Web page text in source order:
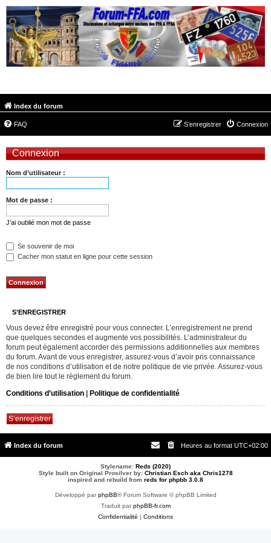
Index du forum
FAQ Connexion
S’enregistrer
Connexion
Nom d’utilisateur :
Mot de passe :
J’ai oublié mon mot de passe
Se souvenir de moi
Cacher mon statut en ligne pour cette session
S’ENREGISTRER
Vous devez être enregistré pour vous connecter. L’enregistrement ne prend
que quelques secondes et augmente vos possibilités. L’administrateur du
forum peut également accorder des permissions additionnelles aux membres
du forum. Avant de vous enregistrer, assurez-vous d’avoir pris connaissance
de nos conditions d’utilisation et de notre politique de vie privée. Assurez-vous
de bien lire tout le règlement du forum.
Conditions d’utilisation
Politique de confidentialité
S’enregistrer
Index du forum Heures au format UTC+02:00
Stylename: Reds (2020)
Style built on Original Prosilver by: Christian Esch aka Chris1278
inspired and rebuild from reds for phpbb 3.0.8
Développé parphpBB® Forum Software © phpBB Limited
Traduit parphpBB-fr.com
Confidentialité
Conditions